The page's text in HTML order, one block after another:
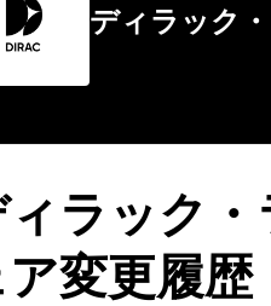
ディラック
ラック・
ア変更履歴